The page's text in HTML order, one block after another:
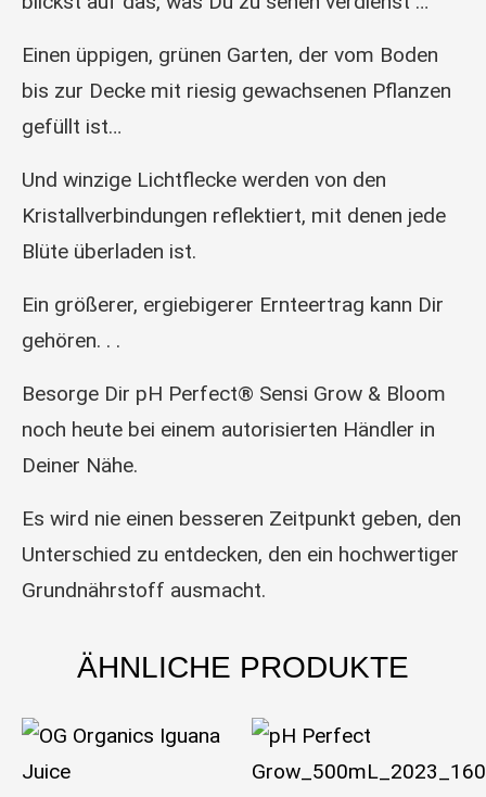
Einen üppigen, grünen Garten, der vom Boden
bis zur Decke mit riesig gewachsenen Pflanzen
gefüllt ist…
Und winzige Lichtflecke werden von den
Kristallverbindungen reflektiert, mit denen jede
Blüte überladen ist.
Ein größerer, ergiebigerer Ernteertrag kann Dir
gehören. . .
Besorge Dir pH Perfect® Sensi Grow & Bloom
noch heute bei einem autorisierten Händler in
Deiner Nähe.
Es wird nie einen besseren Zeitpunkt geben, den
Unterschied zu entdecken, den ein hochwertiger
Grundnährstoff ausmacht.
ÄHNLICHE PRODUKTE